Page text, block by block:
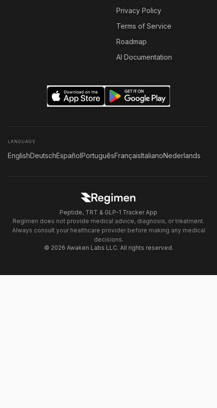
Privacy Policy
Terms of Service
Roadmap
AI Documentation
LANGUAGE
EnglishDeutschEspañolPortuguêsFrançaisItalianoNederlands
Peptide, TRT & GLP-1 Tracker App
Regimen does not provide medical advice, diagnosis, or treatment.
Always consult your healthcare provider before making any medical
decisions.
© 2026 Awaken Labs LLC. All rights reserved.